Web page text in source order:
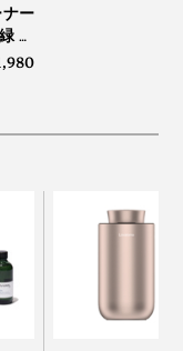
ゼットに漂うジャ
ー
の
まれ
｜